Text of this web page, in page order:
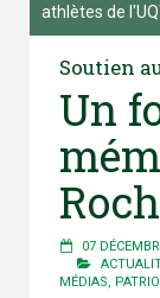
athlètes de
Soutien
Un
07
MÉDIAS,